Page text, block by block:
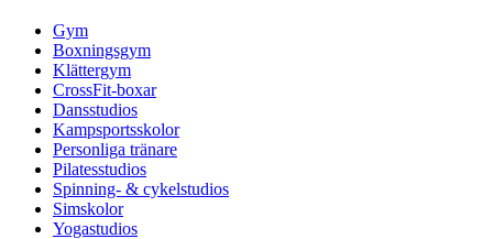
Gym
Boxningsgym
Klättergym
CrossFit-boxar
Dansstudios
Kampsportsskolor
Personliga tränare
Pilatesstudios
Spinning- & cykelstudios
Simskolor
Yogastudios